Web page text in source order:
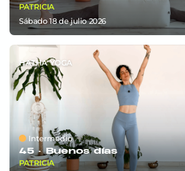
PATRICIA
sábado 18dejulio 2026
HATHA YOGA
Intermedio
45 ·Buenos días
PATRICIA